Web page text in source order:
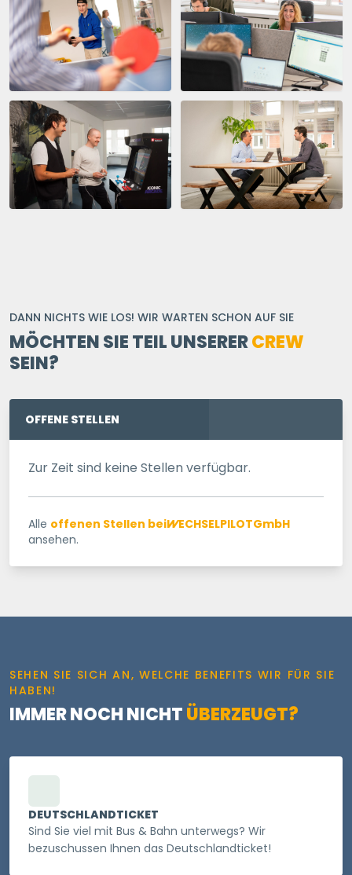
DANN NICHTS WIE LOS! WIR WARTEN SCHON AUF SIE
MÖCHTEN SIE TEIL UNSERERCREW
SEIN?
OFFENE STELLEN
Zur Zeit sind keine Stellen verfügbar.
Alle offenen Stellen beiWECHSELPILOTGmbH
ansehen.
SEHEN SIE SICH AN, WELCHE BENEFITS WIR FÜR SIE
HABEN!
IMMER NOCH NICHTÜBERZEUGT?
DEUTSCHLANDTICKET
Sind Sie viel mit Bus & Bahn unterwegs? Wir
bezuschussen Ihnen das Deutschlandticket!